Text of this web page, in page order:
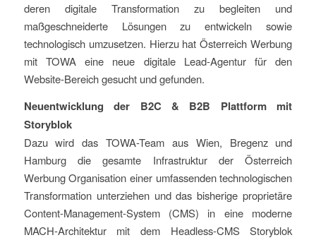
deren digitale Transformation zu begleiten und
maßgeschneiderte Lösungen zu entwickeln sowie
technologisch umzusetzen. Hierzu hat Österreich Werbung
mit TOWA eine neue digitale Lead-Agentur für den
Website-Bereich gesucht und gefunden.
Neuentwicklung der B2C & B2B Plattform mit
Storyblok
Dazu wird das TOWA-Team aus Wien, Bregenz und
Hamburg die gesamte Infrastruktur der Österreich
Werbung Organisation einer umfassenden technologischen
Transformation unterziehen und das bisherige proprietäre
Content-Management-System (CMS) in eine moderne
MACH-Architektur mit dem Headless-CMS Storyblok